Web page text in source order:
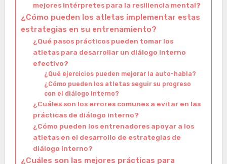
mejores intérpretes para la resiliencia mental?
¿Cómo pueden los atletas implementar estas
estrategias en su entrenamiento?
¿Qué pasos prácticos pueden tomar los
atletas para desarrollar un diálogo interno
efectivo?
¿Qué ejercicios pueden mejorar la auto-habla?
¿Cómo pueden los atletas seguir su progreso
con el diálogo interno?
¿Cuáles son los errores comunes a evitar en las
prácticas de diálogo interno?
¿Cómo pueden los entrenadores apoyar a los
atletas en el desarrollo de estrategias de
diálogo interno?
¿Cuáles son las mejores prácticas para